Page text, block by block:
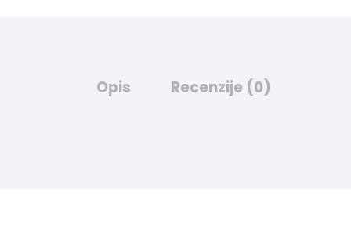
Opis Recenzije (0)